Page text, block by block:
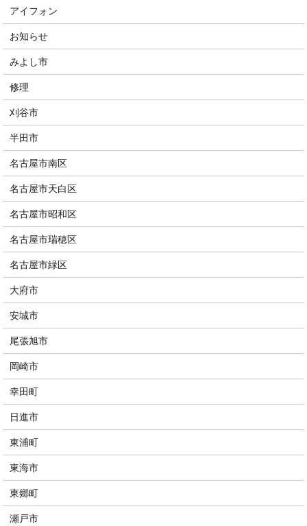
アイフォン
お知らせ
みよし市
修理
刈谷市
半田市
名古屋市南区
名古屋市天白区
名古屋市昭和区
名古屋市瑞穂区
名古屋市緑区
大府市
安城市
尾張旭市
岡崎市
幸田町
日進市
東浦町
東海市
東郷町
瀬戸市